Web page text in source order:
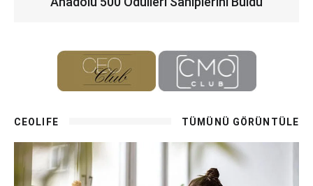
CEOLIFE TÜMÜNÜ GÖRÜNTÜLE